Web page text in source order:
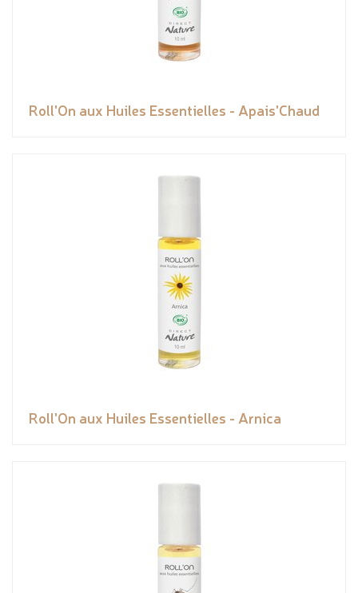
Roll'On aux Huiles Essentielles - Apais'Chaud
Roll'On aux Huiles Essentielles - Arnica